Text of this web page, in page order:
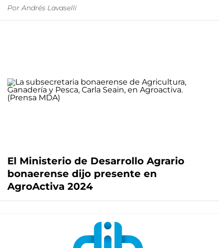
Por Andrés Lavaselli
El Ministerio de Desarrollo Agrario
bonaerense dijo presente en
AgroActiva 2024